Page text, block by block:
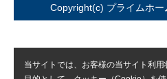
Copyright(c) プライムホー
当サイトでは、お客様の当サイト利